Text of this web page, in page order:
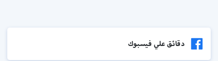
دقائق علي فيسبوك